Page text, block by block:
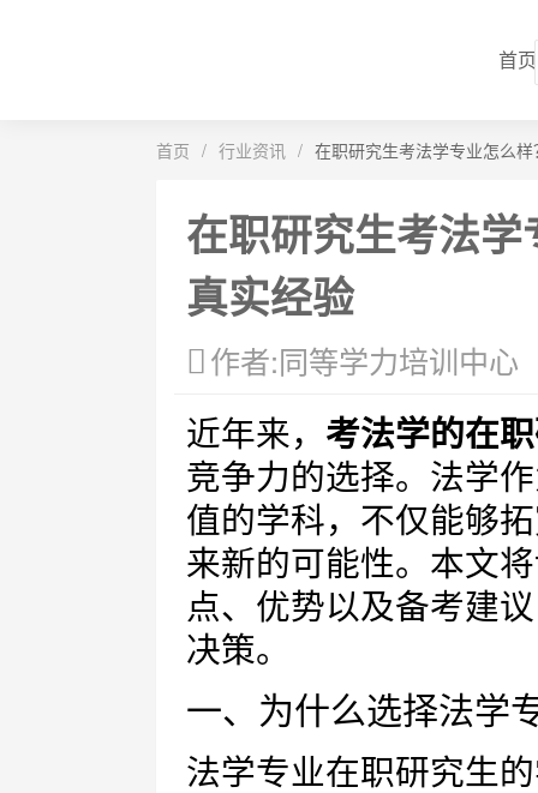
首页
首页 / 行业资讯 / 在职研究生考法学专业怎么
在职研究生考法
真实经验
作者:同等学力培训中心
近年来， 考法学的在
竞争力的选择。法学
值的学科，不仅能够
来新的可能性。本文
点、优势以及备考建
决策。
一、为什么选择法学
法学专业在职研究生